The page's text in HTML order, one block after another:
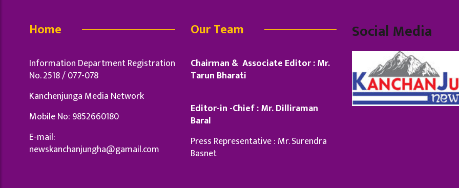
Home
Information Department Registration
No. 2518 / 077-078
Kanchenjunga Media Network
Mobile No: 9852660180
E-mail:
newskanchanjungha@gamail.com
Our Team
Chairman & Associate Editor : Mr.
Tarun Bharati
Editor-in -Chief : Mr. Dilliraman
Baral
Press Representative : Mr. Surendra
Basnet
Social Media